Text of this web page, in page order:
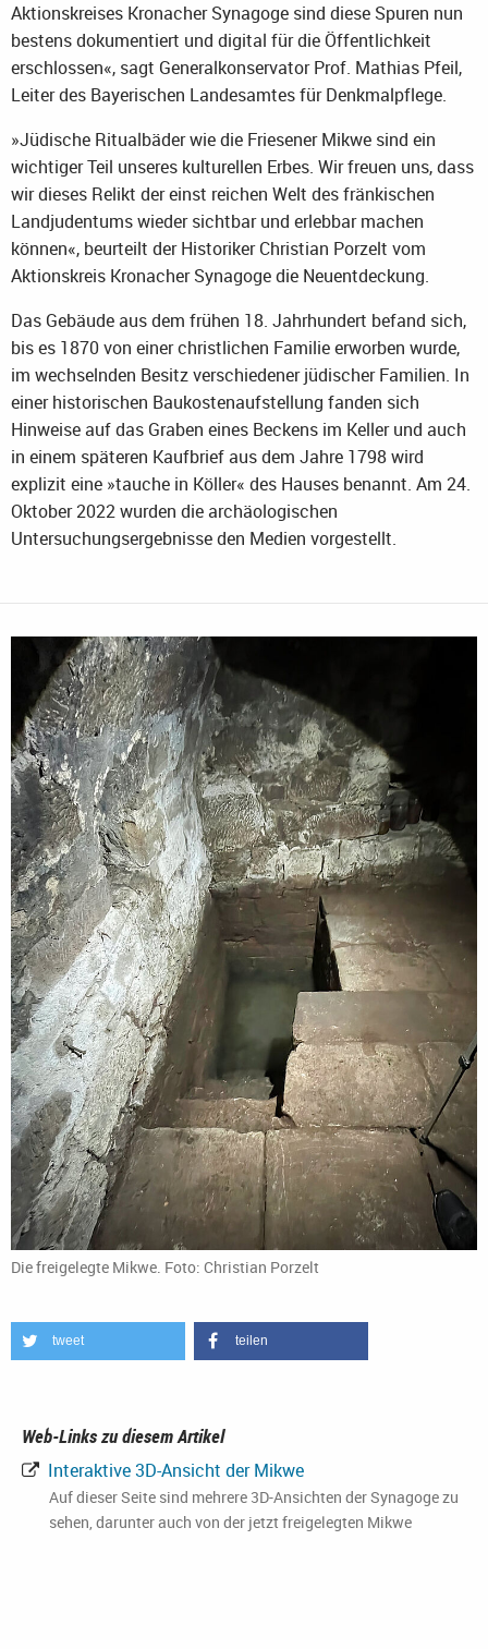
Aktionskreises Kronacher Synagoge sind diese Spuren nun
bestens dokumentiert und digital für die Öffentlichkeit
erschlossen«, sagt Generalkonservator Prof. Mathias Pfeil,
Leiter des Bayerischen Landesamtes für Denkmalpflege.
»Jüdische Ritualbäder wie die Friesener Mikwe sind ein
wichtiger Teil unseres kulturellen Erbes. Wir freuen uns, dass
wir dieses Relikt der einst reichen Welt des fränkischen
Landjudentums wieder sichtbar und erlebbar machen
können«, beurteilt der Historiker Christian Porzelt vom
Aktionskreis Kronacher Synagoge die Neuentdeckung.
Das Gebäude aus dem frühen 18. Jahrhundert befand sich,
bis es 1870 von einer christlichen Familie erworben wurde,
im wechselnden Besitz verschiedener jüdischer Familien. In
einer historischen Baukostenaufstellung fanden sich
Hinweise auf das Graben eines Beckens im Keller und auch
in einem späteren Kaufbrief aus dem Jahre 1798 wird
explizit eine »tauche in Köller« des Hauses benannt. Am 24.
Oktober 2022 wurden die archäologischen
Untersuchungsergebnisse den Medien vorgestellt.
Die freigelegte Mikwe. Foto: Christian Porzelt
tweet teilen
Web-Links zu diesem Artikel
Interaktive 3D-Ansicht der Mikwe
Auf dieser Seite sind mehrere 3D-Ansichten der Synagoge zu
sehen, darunter auch von der jetzt freigelegten Mikwe